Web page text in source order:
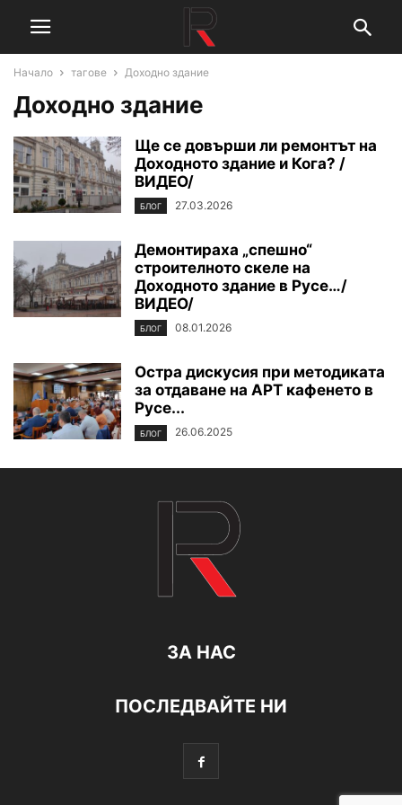
Начало тагове Доходно здание
Доходно здание
Ще се довърши ли ремонтът на
Доходното здание и Кога? /
ВИДЕО/
БЛОГ 27.03.2026
Демонтираха „спешно“
строителното скеле на
Доходното здание в Русе…/
ВИДЕО/
БЛОГ 08.01.2026
Остра дискусия при методиката
за отдаване на АРТ кафенето в
Русе...
БЛОГ 26.06.2025
ЗА НАС
ПОСЛЕДВАЙТЕ НИ